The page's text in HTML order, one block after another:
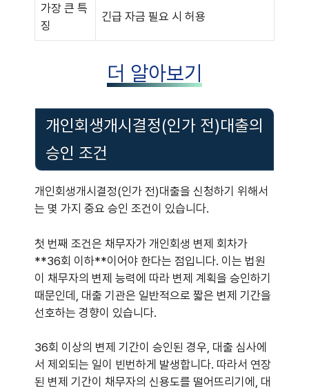
가장 큰 특
징
긴급 자금 필요 시 허용
더 알아보기
개인회생개시결정(인가 전)대출의
승인 조건
개인회생개시결정(인가 전)대출을 신청하기 위해서
는 몇 가지 중요 승인 조건이 있습니다.
첫 번째 조건은 채무자가 개인회생 변제 회차가
**36회 이하**이어야 한다는 점입니다. 이는 법원
이 채무자의 변제 능력에 따라 변제 계획을 승인하기
때문인데, 대출 기관은 일반적으로 짧은 변제 기간을
선호하는 경향이 있습니다.
36회 이상의 변제 기간이 승인된 경우, 대출 심사에
서 제외되는 일이 빈번하게 발생합니다. 따라서 연장
된 변제 기간이 채무자의 신용도를 떨어뜨리기에, 대